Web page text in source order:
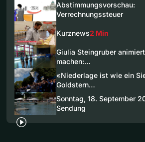
Abstimmungsvorschau:
Verrechnungssteuer
Kurznews2 Min
Giulia Steingruber
machen:…
«Niederlage ist wie ein
Goldstern…
Sonntag, 18. September
Sendung